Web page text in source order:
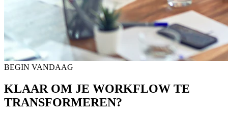
BEGIN VANDAAG
KLAAR OM JE WORKFLOW TE
TRANSFORMEREN?